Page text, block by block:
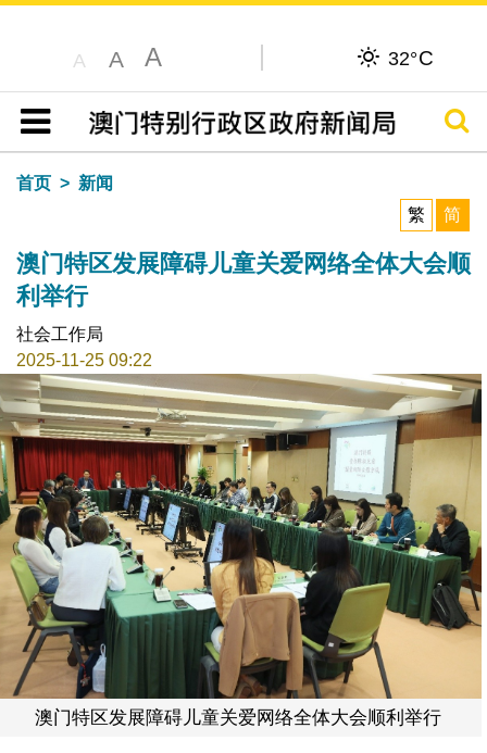
A A A 32°C
目录
搜寻
首页
新闻
繁
简
澳门特区发展障碍儿童关爱网络全体大会顺
利举行
社会工作局
2025-11-25 09:22
澳门特区发展障碍儿童关爱网络全体大会顺利举行